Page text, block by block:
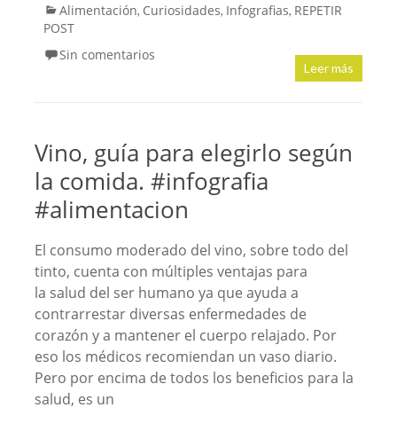
Alimentación, Curiosidades, Infografias, REPETIR
POST
Sin comentarios
Leer más
Vino, guía para elegirlo según
la comida. #infografia
#alimentacion
El consumo moderado del vino, sobre todo del
tinto, cuenta con múltiples ventajas para
la salud del ser humano ya que ayuda a
contrarrestar diversas enfermedades de
corazón y a mantener el cuerpo relajado. Por
eso los médicos recomiendan un vaso diario.
Pero por encima de todos los beneficios para la
salud, es un